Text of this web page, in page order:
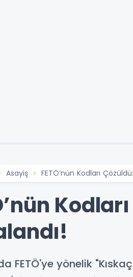
Asayiş FETÖ’nün Kodları
FETÖ'ye yönelik